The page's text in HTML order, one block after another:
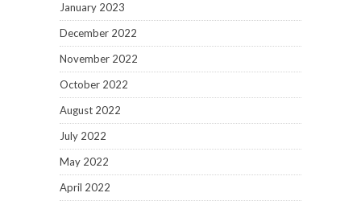
January 2023
December 2022
November 2022
October 2022
August 2022
July 2022
May 2022
April 2022